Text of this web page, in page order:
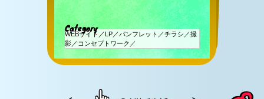
Category
WEBサイト／LP／パンフレット／チラシ／撮
影／コンセプトワーク／
Category
Web広告／LP制作